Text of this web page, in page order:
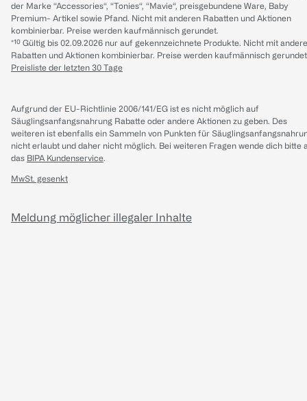
der Marke “Accessories“, “Tonies“, “Mavie“, preisgebundene Ware, Baby
Premium- Artikel sowie Pfand. Nicht mit anderen Rabatten und Aktionen
kombinierbar. Preise werden kaufmännisch gerundet.
*¹⁰ Gültig bis 02.09.2026 nur auf gekennzeichnete Produkte. Nicht mit
Rabatten und Aktionen kombinierbar. Preise werden kaufmännisch
Preisliste der letzten 30 Tage
Aufgrund der EU-Richtlinie 2006/141/EG ist es nicht möglich auf
Säuglingsanfangsnahrung Rabatte oder andere Aktionen zu geben. Des
weiteren ist ebenfalls ein Sammeln von Punkten für
nicht erlaubt und daher nicht möglich. Bei weiteren Fragen wende dich bitte
das BIPA Kundenservice.
MwSt. gesenkt
Meldung möglicher illegaler Inhalte